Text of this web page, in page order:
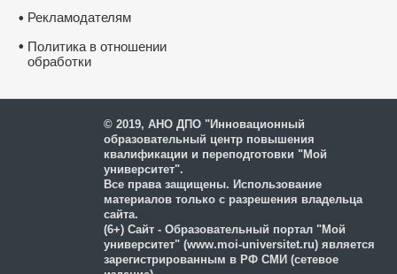
• Рекламодателям
• Политика в отношении
обработки
© 2019, АНО ДПО "Инновационный
образовательный центр повышения
квалификации и переподготовки "Мой
университет".
Все права защищены. Использование
материалов только с разрешения владельца
сайта.
(6+) Сайт - Образовательный портал "Мой
университет" (www.moi-universitet.ru) является
зарегистрированным в РФ СМИ (сетевое